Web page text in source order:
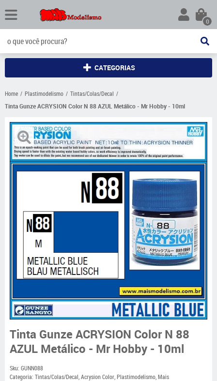
0
CATEGORIAS
Home Plastimodelismo
Tintas/Colas/Decal
Tinta Gunze ACRYSION Color N 88 AZUL Metálico - Mr Hobby - 10ml
Tinta Gunze ACRYSION Color N 88
AZUL Metálico - Mr Hobby - 10ml
Sku: GUNN088
Categoria: Tintas/Colas/Decal,Acrysion Color,Plastimodelismo,Mais